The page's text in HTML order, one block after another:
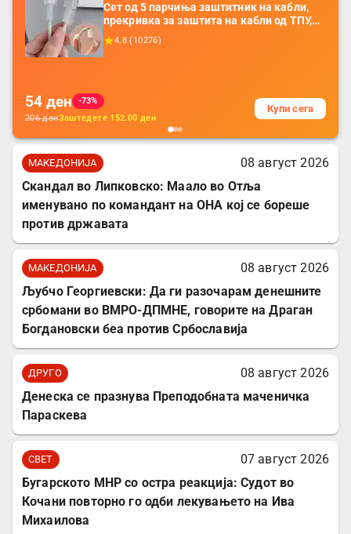
Сет од 5 парчиња заштитник на кабли,
прекривка за заштита на кабли од ТПУ,
додатоци за заштита на кабли, без
батерија, за мобилни телефони, комплет
4.8 (10276)
54 ден
-73%
206денЗаштедете 152.00 ден
Купи сега
МАКЕДОНИЈА
08 август 2026
Скандал во Липковско: Маало во Отља
именувано по командант на ОНА кој се бореше
против државата
МАКЕДОНИЈА
08 август 2026
Љубчо Георгиевски: Да ги разочарам денешните
србомани во ВМРО-ДПМНЕ, говорите на Драган
Богдановски беа против Србославија
ДРУГО
08 август 2026
Денеска се празнува Преподобната маченичка
Параскева
СВЕТ
07 август 2026
Бугарското МНР со остра реакција: Судот во
Кочани повторно го одби лекувањето на Ива
Михаилова